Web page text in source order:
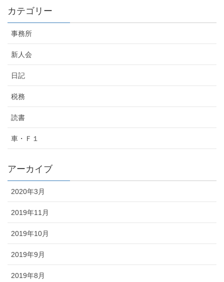
カテゴリー
事務所
新人会
日記
税務
読書
車・Ｆ１
アーカイブ
2020年3月
2019年11月
2019年10月
2019年9月
2019年8月